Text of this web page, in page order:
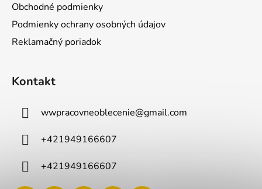
Obchodné podmienky
Podmienky ochrany osobných údajov
Reklamačný poriadok
Kontakt
wwpracovneoblecenie@gmail.com
+421949166607
+421949166607